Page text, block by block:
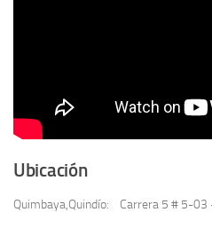
Ubicación
Quimbaya,Quindío: Carrera 5 # 5-03